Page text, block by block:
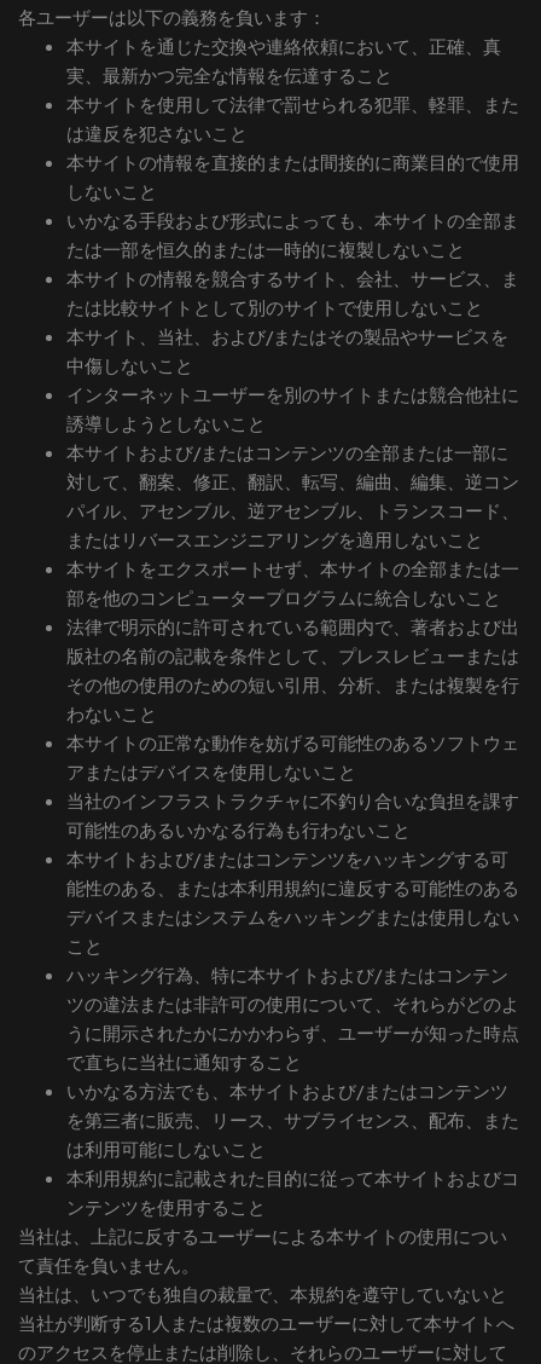
各ユーザーは以下の義務を負います：
本サイトを通じた交換や連絡依頼において、正確、真
実、最新かつ完全な情報を伝達すること
本サイトを使用して法律で罰せられる犯罪、軽罪、また
は違反を犯さないこと
本サイトの情報を直接的または間接的に商業目的で使用
しないこと
いかなる手段および形式によっても、本サイトの全部ま
たは一部を恒久的または一時的に複製しないこと
本サイトの情報を競合するサイト、会社、サービス、ま
たは比較サイトとして別のサイトで使用しないこと
本サイト、当社、および/またはその製品やサービスを
中傷しないこと
インターネットユーザーを別のサイトまたは競合他社に
誘導しようとしないこと
本サイトおよび/またはコンテンツの全部または一部に
対して、翻案、修正、翻訳、転写、編曲、編集、逆コン
パイル、アセンブル、逆アセンブル、トランスコード、
またはリバースエンジニアリングを適用しないこと
本サイトをエクスポートせず、本サイトの全部または一
部を他のコンピュータープログラムに統合しないこと
法律で明示的に許可されている範囲内で、著者および出
版社の名前の記載を条件として、プレスレビューまたは
その他の使用のための短い引用、分析、または複製を行
わないこと
本サイトの正常な動作を妨げる可能性のあるソフトウェ
アまたはデバイスを使用しないこと
当社のインフラストラクチャに不釣り合いな負担を課す
可能性のあるいかなる行為も行わないこと
本サイトおよび/またはコンテンツをハッキングする可
能性のある、または本利用規約に違反する可能性のある
デバイスまたはシステムをハッキングまたは使用しない
こと
ハッキング行為、特に本サイトおよび/またはコンテン
ツの違法または非許可の使用について、それらがどのよ
うに開示されたかにかかわらず、ユーザーが知った時点
で直ちに当社に通知すること
いかなる方法でも、本サイトおよび/またはコンテンツ
を第三者に販売、リース、サブライセンス、配布、また
は利用可能にしないこと
本利用規約に記載された目的に従って本サイトおよびコ
ンテンツを使用すること
当社は、上記に反するユーザーによる本サイトの使用につい
て責任を負いません。
当社は、いつでも独自の裁量で、本規約を遵守していないと
当社が判断する1人または複数のユーザーに対して本サイトへ
のアクセスを停止または削除し、それらのユーザーに対して